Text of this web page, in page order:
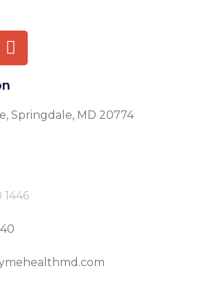
Springdale, MD 20774
1446